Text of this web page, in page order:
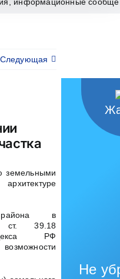
Следующая
земельными
района в
ст. 39.18
РФ
Не